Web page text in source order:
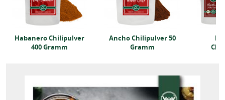
Habanero Chilipulver
400 Gramm
Ancho Chilipulver 50
Gramm